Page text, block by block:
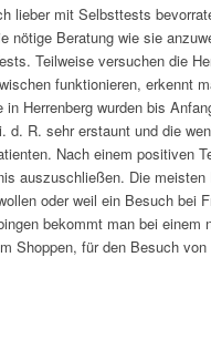
lieber mit Selbsttests
nötige Beratung wie sie
Teilweise versuchen die
funktionieren, erkennt
in Herrenberg wurden bis
d. R. sehr erstaunt und die
Nach einem positiven
auszuschließen. Die
oder weil ein Besuch bei
bekommt man bei
Shoppen, für den Besuch